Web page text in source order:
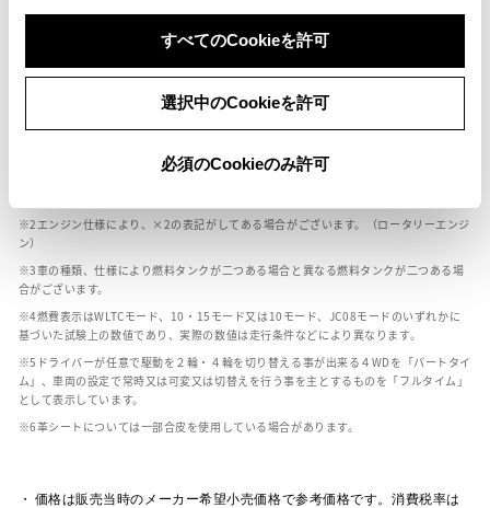
すべてのCookieを許可
選択中のCookieを許可
必須のCookieのみ許可
装備・オプション
車の種類、仕様により数値が複数ある場合とサスペンション形式などにより、ホイ
エンジン仕様により、×2の表記がしてある場合がございます。（ロータリーエンジ
ン）
車の種類、仕様により燃料タンクが二つある場合と異なる燃料タンクが二つある場
合がございます。
燃費表示はWLTCモード、10・15モード又は10モード、JC08モードのいずれかに
基づいた試験上の数値であり、実際の数値は走行条件などにより異なります。
ドライバーが任意で駆動を２輪・４輪を切り替える事が出来る４WDを「パートタイ
ム」、車両の設定で常時又は可変又は切替えを行う事を主とするものを「フルタイム」
として表示しています。
革シートについては一部合皮を使用している場合があります。
価格は販売当時のメーカー希望小売価格で参考価格です。消費税率は